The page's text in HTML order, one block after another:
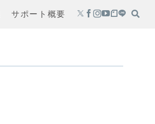
サポート概要